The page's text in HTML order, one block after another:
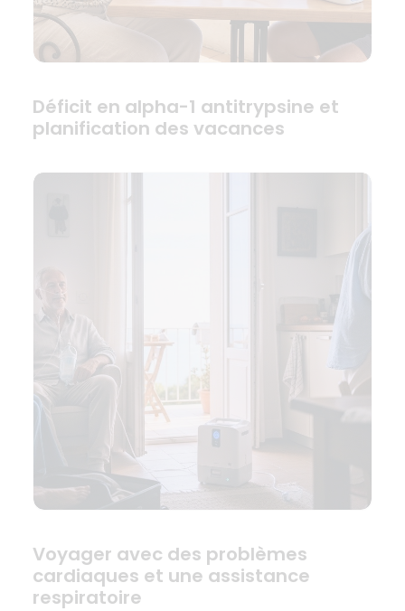
Déficit en alpha-1 antitrypsine et
planification des vacances
Voyager avec des problèmes
cardiaques et une assistance
respiratoire